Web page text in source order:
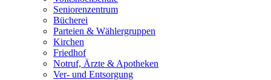
Seniorenzentrum
Bücherei
Parteien & Wählergruppen
Kirchen
Friedhof
Notruf, Ärzte & Apotheken
Ver- und Entsorgung